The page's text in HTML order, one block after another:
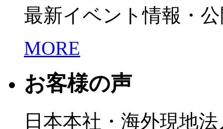
最新イベント情報・
MORE
お客様の声
日本本社・海外現地